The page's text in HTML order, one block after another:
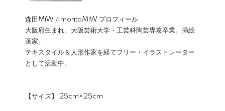
森田MiW / moritaMiW プロフィール
大阪府生まれ。大阪芸術大学・工芸科陶芸専攻卒業。挿絵
画家。
テキスタイル＆人形作家を経てフリー・イラストレーター
として活動中。
【サイズ】 25cm×25cm